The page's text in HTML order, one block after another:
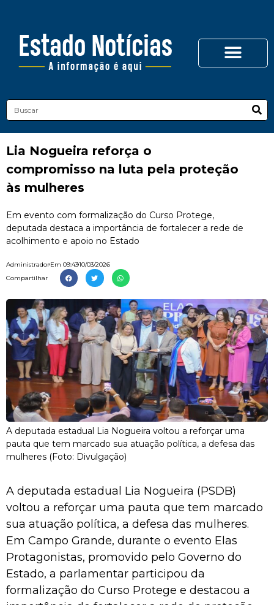
Lia Nogueira reforça o
compromisso na luta pela proteção
às mulheres
Em evento com formalização do Curso Protege,
deputada destaca a importância de fortalecer a rede de
acolhimento e apoio no Estado
AdministradorEm 09:4310/03/2026
Compartilhar
A deputada estadual Lia Nogueira voltou a reforçar uma
pauta que tem marcado sua atuação política, a defesa das
mulheres (Foto: Divulgação)
A deputada estadual Lia Nogueira (PSDB)
voltou a reforçar uma pauta que tem marcado
sua atuação política, a defesa das mulheres.
Em Campo Grande, durante o evento Elas
Protagonistas, promovido pelo Governo do
Estado, a parlamentar participou da
formalização do Curso Protege e destacou a